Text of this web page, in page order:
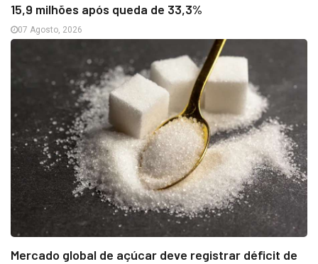
15,9 milhões após queda de 33,3%
07 Agosto, 2026
Mercado global de açúcar deve registrar déficit de